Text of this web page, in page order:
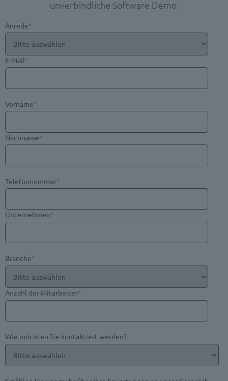
unverbindliche Software Demo.
Anrede*
E-Mail*
Vorname*
Nachname*
Telefonnummer*
Unternehmen*
Branche*
Anzahl der Mitarbeiter*
Wie möchten Sie kontaktiert werden?